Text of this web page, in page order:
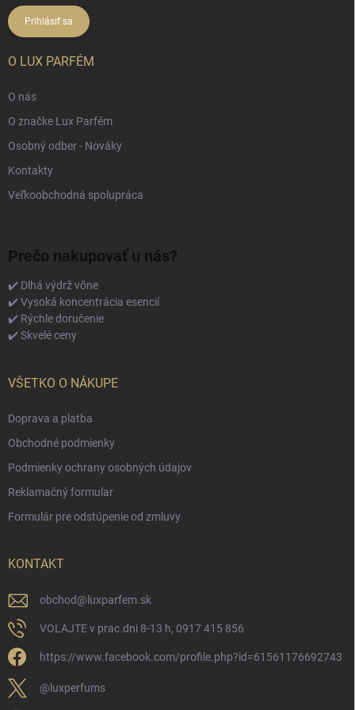
Prihlásiť sa
O LUX PARFÉM
O nás
O značke Lux Parfém
Osobný odber - Nováky
Kontakty
Veľkoobchodná spolupráca
Prečo nakupovať u nás?
✔️ Dlhá výdrž vône
✔️ Vysoká koncentrácia esencií
✔️ Rýchle doručenie
✔️ Skvelé ceny
VŠETKO O NÁKUPE
Doprava a platba
Obchodné podmienky
Podmienky ochrany osobných údajov
Reklamačný formular
Formulár pre odstúpenie od zmluvy
KONTAKT
obchod@ luxparfem.sk
VOLAJTE v prac.dni 8-13 h, 0917 415 856
https://www.facebook.com/profile.php?id=61561176692743
@luxperfums